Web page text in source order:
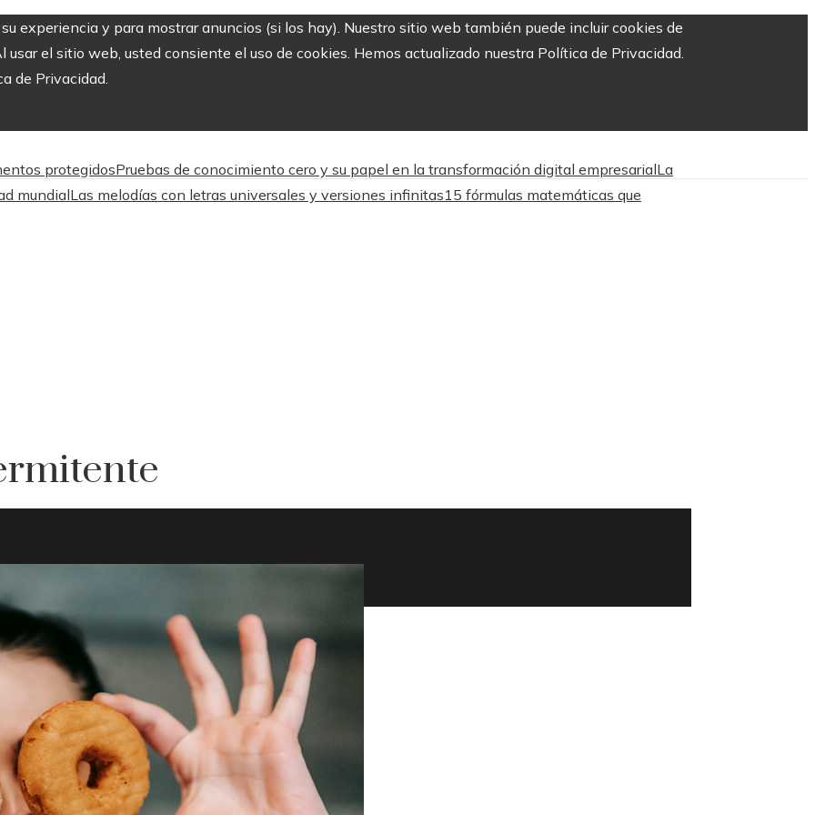
experiencia y para mostrar anuncios (si los hay). Nuestro sitio web también puede incluir cookies de
el sitio web, usted consiente el uso de cookies. Hemos actualizado nuestra Política de Privacidad.
de Privacidad.
protegidosPruebas de conocimiento cero y su papel en la transformación digital empresarialLa
mundialLas melodías con letras universales y versiones infinitas15 fórmulas matemáticas que